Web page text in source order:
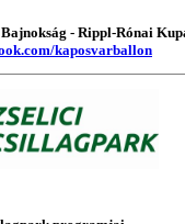
- Rippl-Rónai
kaposvarballon